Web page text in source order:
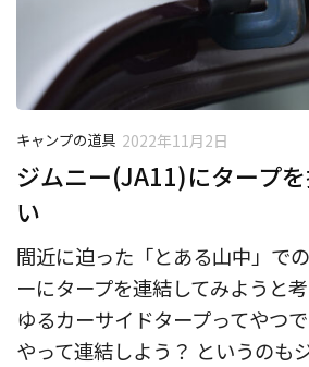
キャンプの道具 2022年11月2日
ジムニー(JA11)にタープ
い
間近に迫った「とある山中」で
ーにタープを連結してみようと
ゆるカーサイドタープってやつ
やって連結しよう？ というのも